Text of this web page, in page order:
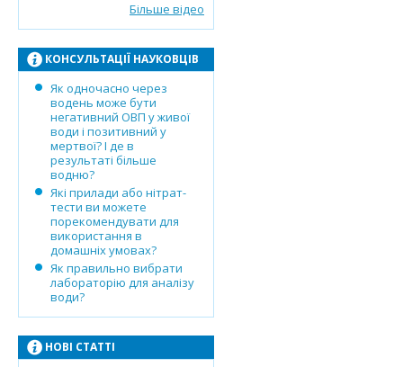
Більше відео
КОНСУЛЬТАЦІЇ НАУКОВЦІВ
Як одночасно через
водень може бути
негативний ОВП у живої
води і позитивний у
мертвої? І де в
результаті більше
водню?
Які прилади або нітрат-
тести ви можете
порекомендувати для
використання в
домашніх умовах?
Як правильно вибрати
лабораторію для аналізу
води?
НОВІ СТАТТІ